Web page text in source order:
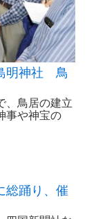
明神社 鳥
、鳥居の建立
事や神宝の
総踊り、催